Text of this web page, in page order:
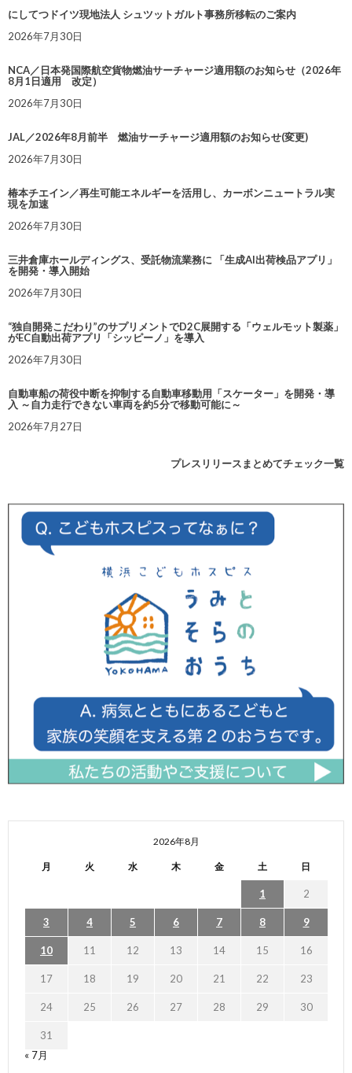
にしてつドイツ現地法人 シュツットガルト事務所移転のご案内
2026年7月30日
NCA／日本発国際航空貨物燃油サーチャージ適用額のお知らせ（2026年
8月1日適用 改定）
2026年7月30日
JAL／2026年8月前半 燃油サーチャージ適用額のお知らせ(変更)
2026年7月30日
椿本チエイン／再生可能エネルギーを活用し、カーボンニュートラル実
現を加速
2026年7月30日
三井倉庫ホールディングス、受託物流業務に 「生成AI出荷検品アプリ」
を開発・導入開始
2026年7月30日
“独自開発こだわり”のサプリメントでD2C展開する「ウェルモット製薬」
がEC自動出荷アプリ「シッピーノ」を導入
2026年7月30日
自動車船の荷役中断を抑制する自動車移動用「スケーター」を開発・導
入 ～自力走行できない車両を約5分で移動可能に～
2026年7月27日
プレスリリースまとめてチェック一覧
2026年8月
月 火 水 木 金 土 日
1 2
3 4 5 6 7 8 9
10 11 12 13 14 15 16
17 18 19 20 21 22 23
24 25 26 27 28 29 30
31
« 7月